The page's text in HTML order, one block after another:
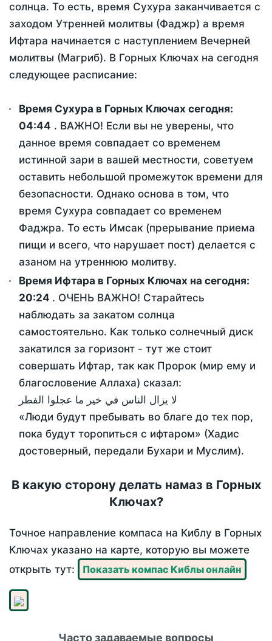
солнца. То есть, время Сухура заканчивается с
заходом Утренней молитвы (Фаджр) а время
Ифтара начинается с наступлением Вечерней
молитвы (Магриб). В Горных Ключах на сегодня
следующее расписание:
Время Сухура в Горных Ключах сегодня:
04:44 . ВАЖНО! Если вы не уверены, что
данное время совпадает со временем
истинной зари в вашей местности, советуем
оставить небольшой промежуток времени для
безопасности. Однако основа в том, что
время Сухура совпадает со временем
Фаджра. То есть Имсак (прерывание приема
пищи и всего, что нарушает пост) делается с
азаном на утреннюю молитву.
Время Ифтара в Горных Ключах на сегодня:
20:24 . ОЧЕНЬ ВАЖНО! Старайтесь
наблюдать за закатом солнца
самостоятельно. Как только солнечный диск
закатился за горизонт - тут же стоит
совершать Ифтар, так как Пророк (мир ему и
благословение Аллаха) сказал:
لا يزال الناس في خير ما عجلوا الفطر
«Люди будут пребывать во благе до тех пор,
пока будут торопиться с ифтаром» (Хадис
достоверный, передали Бухари и Муслим).
В какую сторону делать намаз в Горных
Ключах?
Точное направление компаса на Киблу в Горных
Ключах указано на карте, которую вы можете
открыть тут:
Показать компас Киблы онлайн
Часто задаваемые вопросы